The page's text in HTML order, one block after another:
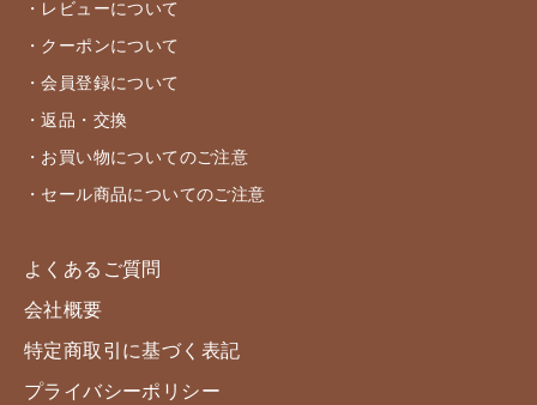
・レビューについて
・クーポンについて
・会員登録について
・返品・交換
・お買い物についてのご注意
・セール商品についてのご注意
よくあるご質問
会社概要
特定商取引に基づく表記
プライバシーポリシー